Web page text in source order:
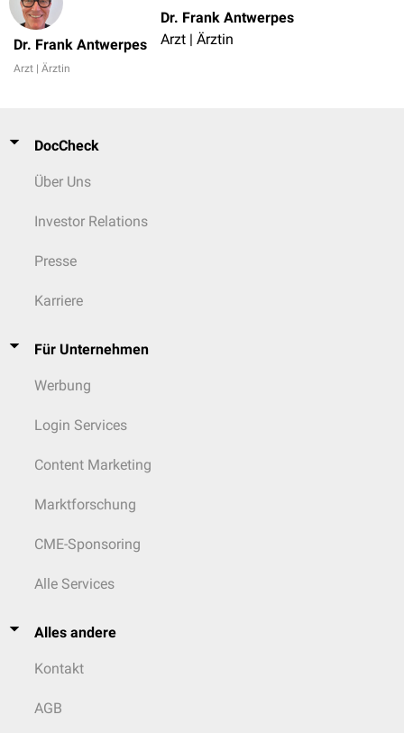
Dr. Frank Antwerpes
Arzt | Ärztin
Dr. Frank Antwerpes
Arzt | Ärztin
DocCheck
Über Uns
Investor Relations
Presse
Karriere
Für Unternehmen
Werbung
Login Services
Content Marketing
Marktforschung
CME-Sponsoring
Alle Services
Alles andere
Kontakt
AGB